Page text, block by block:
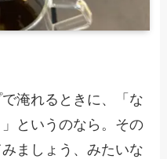
淹れるときに、「な
というのなら。その
ましょう、みたいな